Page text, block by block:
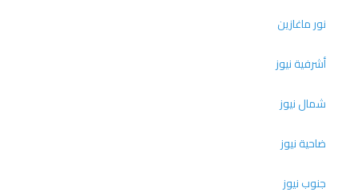
نور ماغازين
أشرفية نيوز
شمال نيوز
ضاحية نيوز
جنوب نيوز